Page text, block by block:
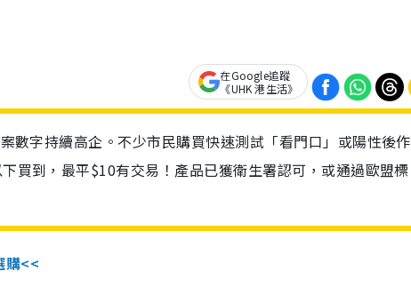
在Google追蹤
《UHK 港生活》
數字持續高企。不少市民購買快速測試「看門口」或陽性後作
買到，最平$10有交易！產品已獲衛生署認可，或通過歐盟標
購<<